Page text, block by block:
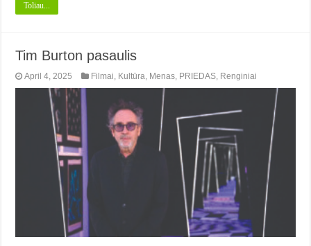
Toliau...
Tim Burton pasaulis
April 4, 2025 Filmai, Kultūra, Menas, PRIEDAS, Renginiai